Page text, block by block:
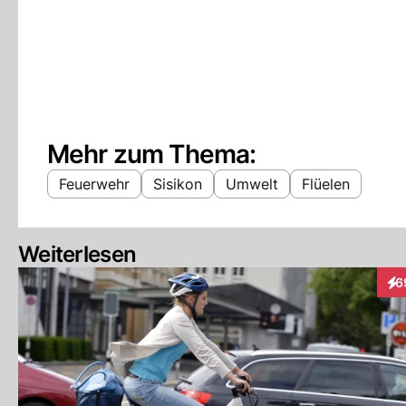
Mehr zum Thema:
Feuerwehr Sisikon Umwelt Flüelen
Weiterlesen